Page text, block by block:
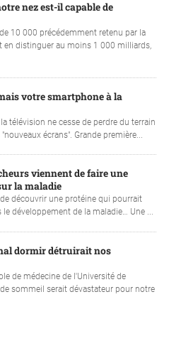
nez est-il capable de
10 000 précédemment retenu par la
en distinguer au moins 1 000 milliards,
votre smartphone à la
télévision ne cesse de perdre du terrain
écrans". Grande première...
viennent de faire une
la maladie
découvrir une protéine qui pourrait
développement de la maladie… Une ...
dormir détruirait nos
de médecine de l'Université de
sommeil serait dévastateur pour notre